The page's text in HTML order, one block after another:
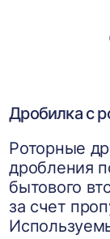
Дробилка с
Роторные
дробления
бытового
за счет